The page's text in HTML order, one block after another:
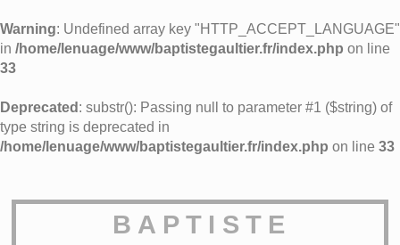
Warning: Undefined array key "HTTP_ACCEPT_LANGUAGE"
in /home/lenuage/www/baptistegaultier.fr/index.php on line
33
Deprecated : substr(): Passing null to parameter #1 ($string) of
type string is deprecated in
/home/lenuage/www/baptistegaultier.fr/index.php on line 33
BAPTISTE